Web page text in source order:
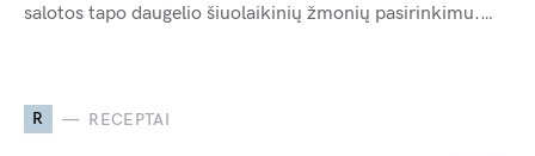
salotos tapo daugelio šiuolaikinių žmonių pasirinkimu.…
R RECEPTAI